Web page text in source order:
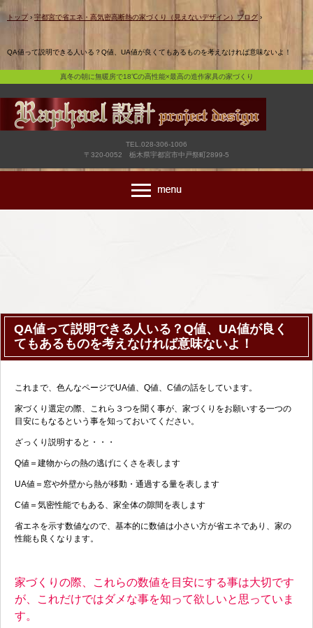
真冬の朝に無暖房で18℃の高性能×最高の造作家具の家づくり
トップ › 宇都宮で省エネ・高気密高断熱の家づくり（見えないデザイン）ブログ ›
QA値って説明できる人いる？Q値、UA値が良くてもあるものを考えなければ意味ないよ！
真冬の朝に無暖房で18℃の高性能×最高の造作家具の家づくり
TEL.028-306-1006
〒320-0052 栃木県宇都宮市中戸祭町2899-5
QA値って説明できる人いる？Q値、UA値が良く
てもあるものを考えなければ意味ないよ！
これまで、色んなページでUA値、Q値、C値の話をしています。
家づくり選定の際、これら３つを聞く事が、家づくりをお願いする一つの
目安にもなるという事を知っておいてください。
ざっくり説明すると・・・
Q値＝建物からの熱の逃げにくさを表します
UA値＝窓や外壁から熱が移動・通過する量を表します
C値＝気密性能でもある、家全体の隙間を表します
省エネを示す数値なので、基本的に数値は小さい方が省エネであり、家の
性能も良くなります。
家づくりの際、これらの数値を目安にする事は大切です
が、これだけではダメな事を知って欲しいと思っていま
す。